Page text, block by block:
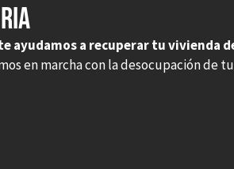
ayudamos a recuperar tu vivienda
en marcha con la desocupación de